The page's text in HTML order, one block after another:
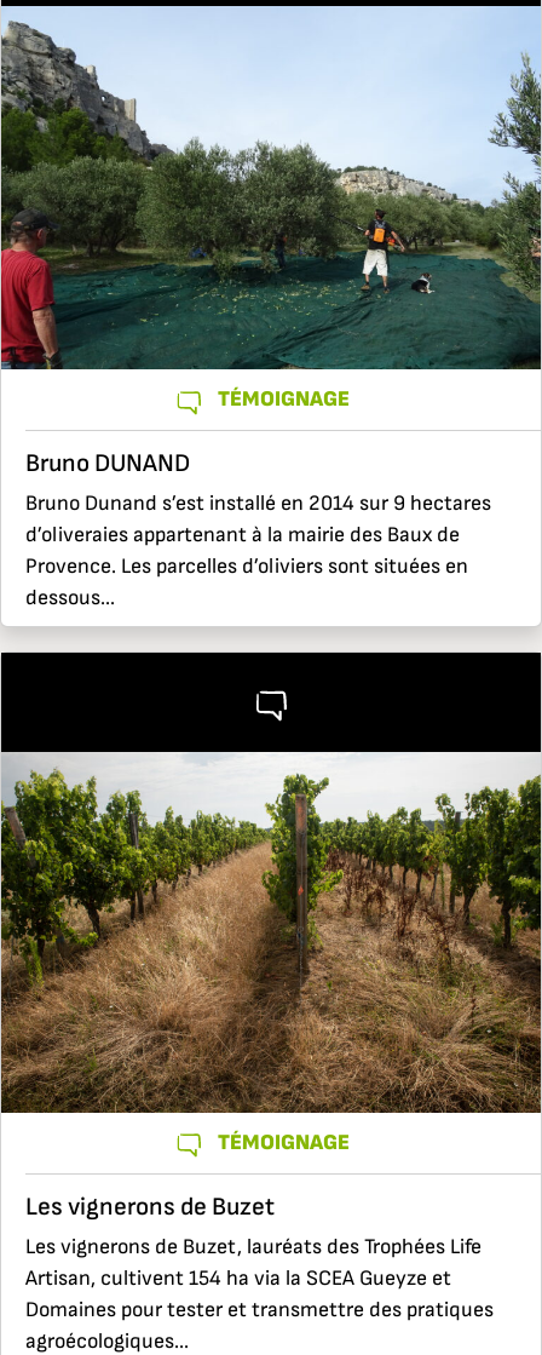
TÉMOIGNAGE
Bruno DUNAND
Bruno Dunand s’est installé en 2014 sur 9 hectares
d’oliveraies appartenant à la mairie des Baux de
Provence. Les parcelles d’oliviers sont situées en
dessous...
TÉMOIGNAGE
Les vignerons de Buzet
Les vignerons de Buzet, lauréats des Trophées Life
Artisan, cultivent 154 ha via la SCEA Gueyze et
Domaines pour tester et transmettre des pratiques
agroécologiques...